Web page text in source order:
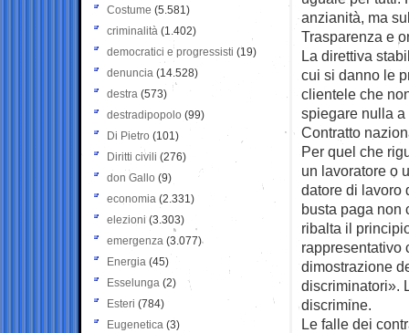
anzianità, ma
Trasparenza e
La direttiva
cui si danno le
clientele che
spiegare nulla a
Contratto
Per quel che
un lavoratore o
datore di lavoro
busta paga non
ribalta il
rappresentativo
dimostrazione
discriminatori».
discrimine.
Le falle dei
Costume (5.581)
criminalità (1.402)
democratici e progressisti (19)
denuncia (14.528)
destra (573)
destradipopolo (99)
Di Pietro (101)
Diritti civili (276)
don Gallo (9)
economia (2.331)
elezioni (3.303)
emergenza (3.077)
Energia (45)
Esselunga (2)
Esteri (784)
Eugenetica (3)